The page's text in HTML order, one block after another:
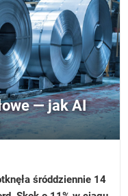
— jak AI
śróddziennie 14